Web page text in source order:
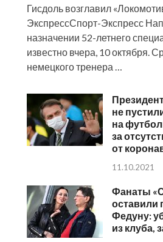
Гисдоль возглавил
ЭкспрессСпорт-Экспресс
назначении 52-летнего
известно вчера, 10 октября.
немецкого тренера …
не
на
за
от
11.10.2021
Фанаты
оставили
Федуну:
из клуба,